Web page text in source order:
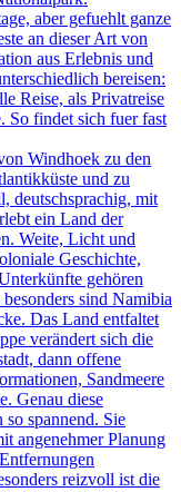
aber gefuehlt ganze
an dieser Art von
aus Erlebnis und
bereisen:
Reise, als Privatreise
So findet sich fuer fast
Windhoek zu den
und zu
deutschsprachig, mit
ein Land der
Weite, Licht und
Geschichte,
gehören
sind Namibia
Das Land entfaltet
verändert sich die
dann offene
Sandmeere
Genau diese
spannend. Sie
angenehmer Planung
reizvoll ist die